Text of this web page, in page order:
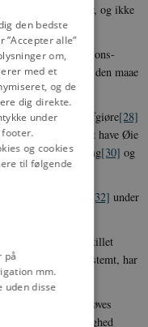
til Nytte for enhver, og ikke
og til Administrations-
aldeles nødvendig; den maae
at
afgiøre[28]
bevilge den frit, at have Øie
Qvalitæt[29],Ligning[30] og
[32] under
ikke er stillet
ikke er bestemt, har
saa kan ingen berøves
beviste Nøvendighed
DANISH
den bedste
alle”
om,
med et
og de
dig direkte.
under
footer.
og cookies
til følgende
på
mm.
uden disse